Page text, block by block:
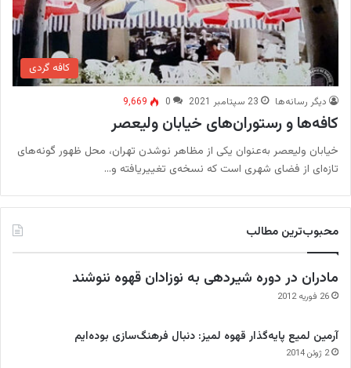
کافه گردی
دیگر رسانه‌ها 23 سپتامبر 2021 0
9,669
کافه‌ها و رستوران‌های خیابان ولیعصر
خیابان ولیعصر به‌عنوان یکی از مظاهر نوشدن تهران، محل ظهور گونه‌های
تازه‌ای از فضای شهری است که نسخه‌ی تغییریافته و…
محبوب‌ترین مطالب
مادران در دوره شیردهی به نوزادان قهوه ننوشند
26 فوریه 2012
آرمین لمیع پایه‌گذار قهوه لمیز: دنبال فرهنگ‌سازی بوده‌ایم
2 ژوئن 2014